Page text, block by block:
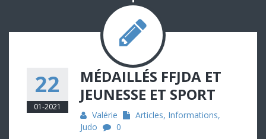
22
01-2021
MÉDAILLÉS FFJDA ET
JEUNESSE ET SPORT
Valérie Articles, Informations,
Judo
0